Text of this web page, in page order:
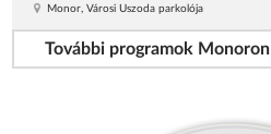
Monor, Városi Uszoda parkolója
További programok Monoron